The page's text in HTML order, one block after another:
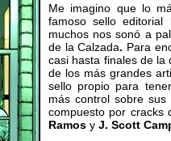
Me imagino que lo
famoso sello
muchos nos sonó a
de la Calzada. Para
casi hasta finales de la
de los más grandes
sello propio para
más control sobre
compuesto por
Ramos y J. Scott